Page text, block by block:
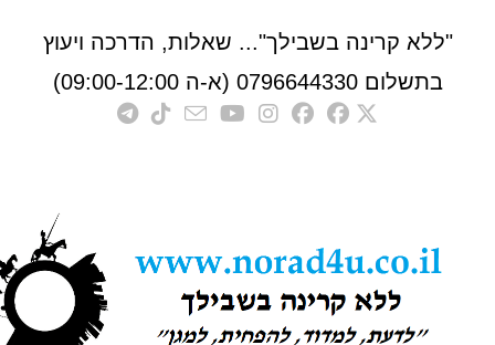
קרינה בשבילך"... שאלות, הדרכה ויעוץ
0796644330 (א-ה 09:00-12:00)